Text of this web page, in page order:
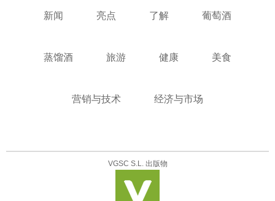
新闻 亮点 了解 葡萄酒
蒸馏酒 旅游 健康 美食
营销与技术 经济与市场
VGSC S.L. 出版物